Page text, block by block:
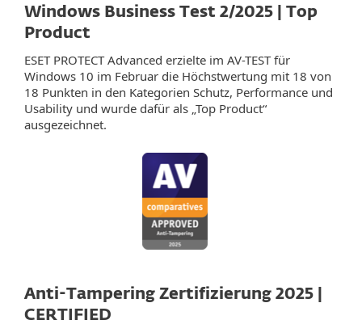
Windows Business Test 2/2025 | Top
Product
ESET PROTECT Advanced erzielte im AV-TEST für
Windows 10 im Februar die Höchstwertung mit 18 von
18 Punkten in den Kategorien Schutz, Performance und
Usability und wurde dafür als „Top Product“
ausgezeichnet.
Anti-Tampering Zertifizierung 2025 |
CERTIFIED